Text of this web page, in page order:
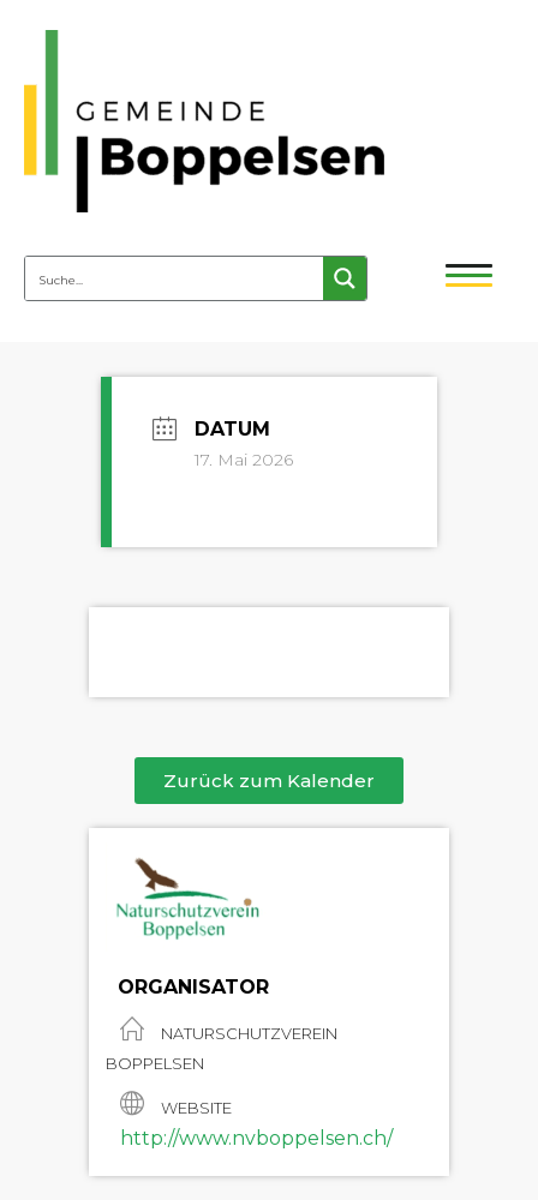
17. Mai 2026
Zurück zum Kalender
ORGANISATOR
NATURSCHUTZVEREIN
BOPPELSEN
WEBSITE
http://www.nvboppelsen.ch/